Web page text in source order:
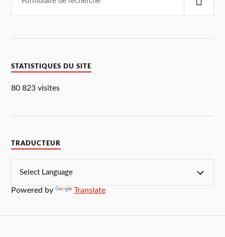
STATISTIQUES DU SITE
80 823 visites
TRADUCTEUR
Powered by Translate